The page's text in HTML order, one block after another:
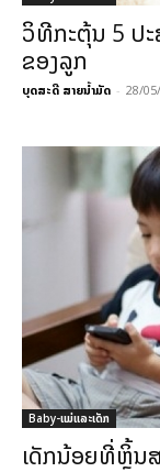
ວິທີກະຕຸ້ນ 5 ປ
ຂອງລູກ
ບຸດສະດີ ສາຍນ້ຳມັດ - 28/
Baby-ແມ່ແລະເດັກ
ເດັກນ້ອຍທີ່ຫຼິ້ນ